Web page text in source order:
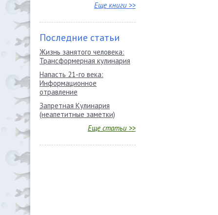
Еще книги >>
Последние статьи
Жизнь занятого человека:
Трансформерная кулинария
Напасть 21-го века:
Информационное
отравление
Запретная Кулинария
(неапетитные заметки)
Еще статьи >>